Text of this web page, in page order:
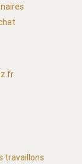
travaillons